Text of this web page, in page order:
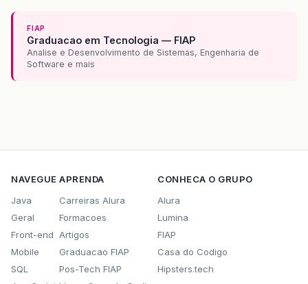
FIAP
Graduacao em Tecnologia — FIAP
Analise e Desenvolvimento de Sistemas, Engenharia de
Software e mais
NAVEGUE
Java
Geral
Front-end
Mobile
SQL
APRENDA
Carreiras Alura
Formacoes
Artigos
Graduacao FIAP
Pos-Tech FIAP
CONHECA O GRUPO
Alura
Lumina
FIAP
Casa do Codigo
Hipsters.tech